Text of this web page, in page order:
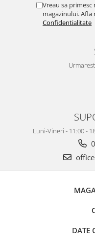
Vreau sa
magazinului. Afla
Confidentialitate
Luni-Vineri - 11:00 -
DATE